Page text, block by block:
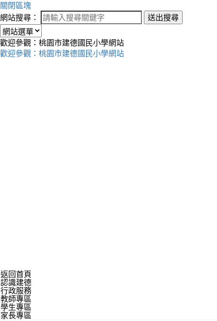
關閉區塊
網站搜尋：
送出搜尋
歡迎參觀：桃園市建德國民小學網站
歡迎參觀：桃園市建德國民小學網站
返回首頁
認識建德
行政服務
教師專區
學生專區
家長專區